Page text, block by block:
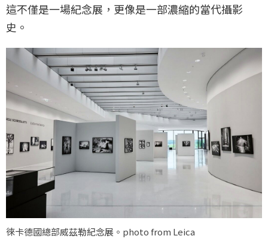
這不僅是一場紀念展，更像是一部濃縮的當代攝影
史。
徠卡德國總部威茲勒紀念展。photo from Leica